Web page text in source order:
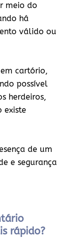
meio do
há
válido ou
cartório,
possível
herdeiros,
existe
de um
e segurança
rápido?